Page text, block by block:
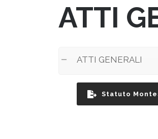
ATTI
ATTI GENERALI
Statuto